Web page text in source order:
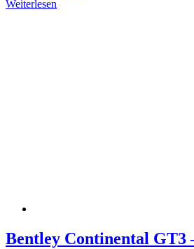
Weiterlesen
Bentley Continental GT3